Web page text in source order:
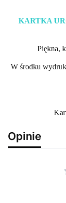
KARTKA
Piękna,
W środku
Opinie